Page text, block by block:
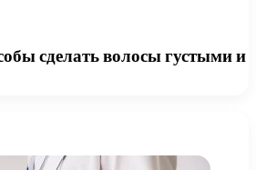
сделать волосы густыми и